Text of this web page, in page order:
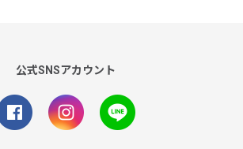
公式SNSアカウント